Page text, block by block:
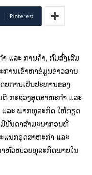
Pinterest
ແລະ ການຄ້າ, ກົມສົ່ງເສີມ
ານເຂົ້າຫາຂໍ້ມູນຂ່າວສານ
ການເປັນປະທານຂອງ
ກະຊວງອຸດສາຫະກຳ ແລະ
ລະ ພາກທຸລະກິດ ໃຫ້ກຽດ
ບັນດາສຳມະນາກອນທີ່
ນກອຸດສາຫະກຳ ແລະ
າຫົວໜ່ວຍທຸລະກິດພາຍໃນ